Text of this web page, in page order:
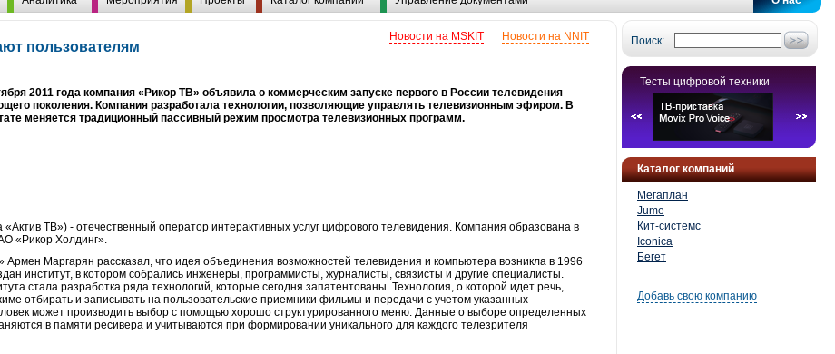
Поиск:
Тесты цифровой техники
Каталог компаний
Мегаплан
Jume
Кит-системс
Iconica
Бегет
Добавь свою компанию
Новости на NNIT
Новости на MSKIT
пользователям
2011 года компания «Рикор ТВ» объявила о коммерческим запуске первого в России телевидения
поколения. Компания разработала технологии, позволяющие управлять телевизионным эфиром. В
меняется традиционный пассивный режим просмотра телевизионных программ.
ТВ») - отечественный оператор интерактивных услуг цифрового телевидения. Компания образована в
«Рикор Холдинг».
Маргарян рассказал, что идея объединения возможностей телевидения и компьютера возникла в 1996
институт, в котором собрались инженеры, программисты, журналисты, связисты и другие специалисты.
стала разработка ряда технологий, которые сегодня запатентованы. Технология, о которой идет речь,
отбирать и записывать на пользовательские приемники фильмы и передачи с учетом указанных
может производить выбор с помощью хорошо структурированного меню. Данные о выборе определенных
в памяти ресивера и учитываются при формировании уникального для каждого телезрителя